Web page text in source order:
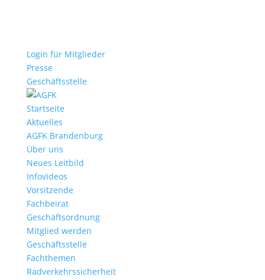
Login für Mitglieder
Presse
Geschäftsstelle
Startseite
Aktuelles
AGFK Brandenburg
Über uns
Neues Leitbild
Infovideos
Vorsitzende
Fachbeirat
Geschäftsordnung
Mitglied werden
Geschäftsstelle
Fachthemen
Radverkehrssicherheit